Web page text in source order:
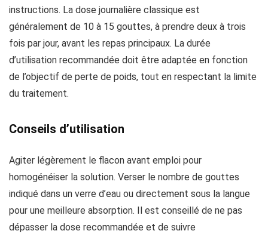
instructions. La dose journalière classique est
généralement de 10 à 15 gouttes, à prendre deux à trois
fois par jour, avant les repas principaux. La durée
d’utilisation recommandée doit être adaptée en fonction
de l’objectif de perte de poids, tout en respectant la limite
du traitement.
Conseils d’utilisation
Agiter légèrement le flacon avant emploi pour
homogénéiser la solution. Verser le nombre de gouttes
indiqué dans un verre d’eau ou directement sous la langue
pour une meilleure absorption. Il est conseillé de ne pas
dépasser la dose recommandée et de suivre